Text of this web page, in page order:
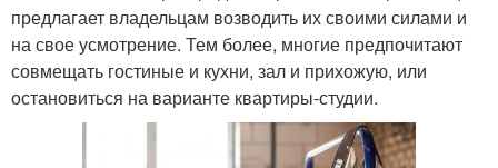
предлагает владельцам возводить их своими силами и
на свое усмотрение. Тем более, многие предпочитают
совмещать гостиные и кухни, зал и прихожую, или
остановиться на варианте квартиры-студии.